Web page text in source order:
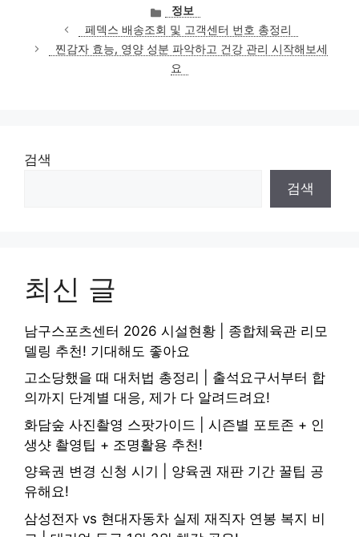
카
테
고
리
정보
페덱스 배송조회 및 고객센터 번호 총정리
찐감자 효능, 영양 성분 파악하고 건강 관리 시작해보세
요
검색
검색
최신 글
남구스포츠센터 2026 시설현황 | 종합체육관 리모
델링 추천! 기대해도 좋아요
고소당했을 때 대처법 총정리 | 출석요구서부터 합
의까지 단계별 대응, 제가 다 알려드려요!
화담숲 사진촬영 스팟가이드 | 시즌별 포토존 + 인
생샷 촬영팁 + 조명활용 추천!
양육권 변경 신청 시기 | 양육권 재판 기간 꿀팁 공
유해요!
삼성전자 vs 현대자동차 실제 재직자 연봉 복지 비